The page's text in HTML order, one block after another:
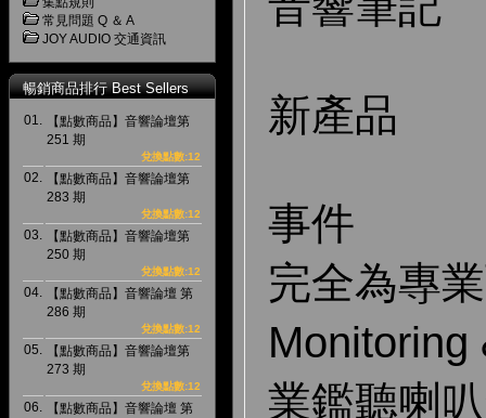
常見問題 Q ＆ A
JOY AUDIO 交通資訊
暢銷商品排行 Best Sellers
01.
【點數商品】音響論壇第
251 期
兌換點數:12
02.
【點數商品】音響論壇第
283 期
兌換點數:12
03.
【點數商品】音響論壇第
250 期
兌換點數:12
04.
【點數商品】音響論壇 第
286 期
兌換點數:12
05.
【點數商品】音響論壇第
273 期
兌換點數:12
06.
【點數商品】音響論壇 第
新產品
事件
完全為專
Monitoring
業鑑聽喇